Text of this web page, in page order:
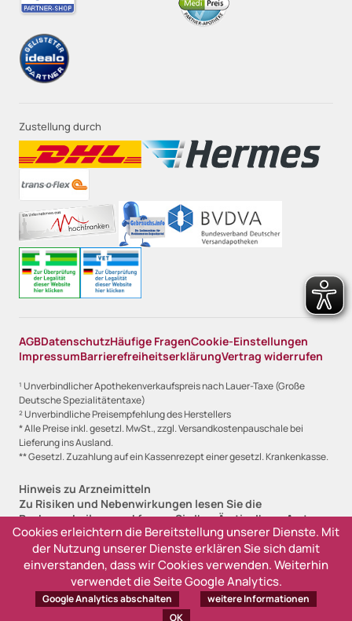
Cookies erleichtern die Bereitstellung unserer Dienste. Mit
der Nutzung unserer Dienste erklären Sie sich damit
einverstanden, dass wir Cookies verwenden. Weiterhin
verwendet die Seite Google Analytics.
Google Analytics abschalten
weitere Informationen
OK
Zustellung durch
AGBDatenschutzHäufige FragenCookie-Einstellungen
ImpressumBarrierefreiheitserklärungVertrag widerrufen
¹ Unverbindlicher Apothekenverkaufspreis nach Lauer-Taxe (Große
Deutsche Spezialitätentaxe)
² Unverbindliche Preisempfehlung des Herstellers
* Alle Preise inkl. gesetzl. MwSt., zzgl. Versandkostenpauschale bei
Lieferung ins Ausland.
** Gesetzl. Zuzahlung auf ein Kassenrezept einer gesetzl. Krankenkasse.
Hinweis zu Arzneimitteln
Zu Risiken und Nebenwirkungen lesen Sie die
Packungsbeilage und fragen Sie Ihre Ärztin, Ihren Arzt
oder in Ihrer Apotheke.
Angabe zur Lieferfristanzeige
Sofort lieferbar, 1-2 Werktage (versandfertig)
Lieferzeit 2-3 Werktage (versandfertig)
Ausverkauft, derzeit nicht lieferbar